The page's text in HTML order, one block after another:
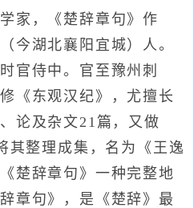
，《楚辞章句》作
今湖北襄阳宜城）人。
官侍中。官至豫州刺
《东观汉纪》，尤擅长
论及杂文21篇，又做
其整理成集，名为《王逸
楚辞章句》一种完整地
章句》，是《楚辞》最